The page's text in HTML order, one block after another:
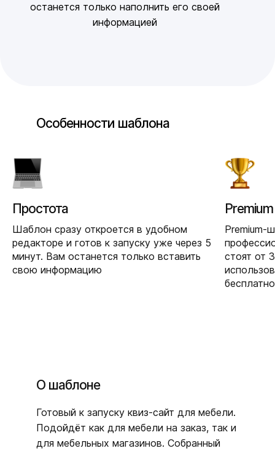
останется только наполнить его своей
информацией
Особенности шаблона
Простота
Шаблон сразу откроется в удобном
редакторе и готов к запуску уже через 5
минут. Вам останется только вставить
свою информацию
Premium
Premium-
стоят от
О шаблоне
Готовый к запуску квиз-сайт для мебели.
Подойдёт как для мебели на заказ, так и
для мебельных магазинов. Собранный